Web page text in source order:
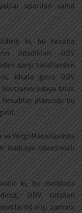
aparılan vahid
ki, bu hesaba
ödədikləri ƏDV
qarşı tərəflərdən
idxala görə ƏDV
ödəyə bilər.
planında bu
Vergi Məcəlləsində
büdcəyə ödənilməli
ki, bu maddədə
ƏDV tutulan
alışı zamanı